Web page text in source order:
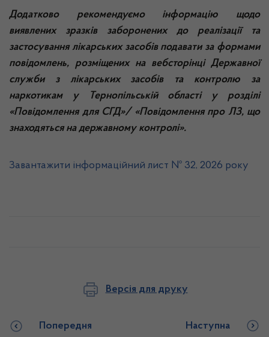
Додатково рекомендуємо інформацію щодо
виявлених зразків заборонених до реалізації та
застосування лікарських засобів подавати за формами
повідомлень, розміщених на вебсторінці Державної
служби з лікарських засобів та контролю за
наркотикам у Тернопільській області у розділі
«Повідомлення для СГД»/ «Повідомлення про ЛЗ, що
знаходяться на державному контролі».
Завантажити інформаційний лист № 32, 2026 року
Версія для друку
Попередня Наступна